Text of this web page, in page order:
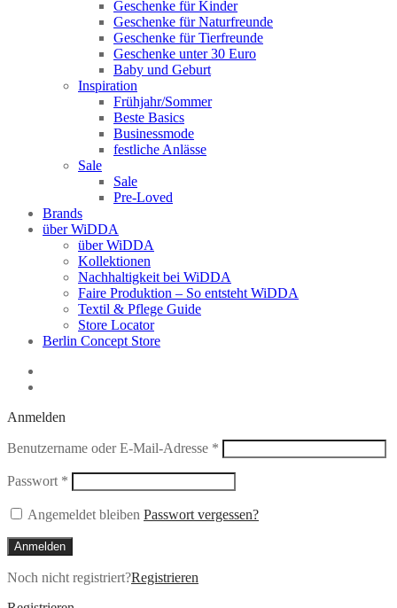
Geschenke für Kinder
Geschenke für Naturfreunde
Geschenke für Tierfreunde
Geschenke unter 30 Euro
Baby und Geburt
Inspiration
Frühjahr/Sommer
Beste Basics
Businessmode
festliche Anlässe
Sale
Sale
Pre-Loved
Brands
über WiDDA
über WiDDA
Kollektionen
Nachhaltigkeit bei WiDDA
Faire Produktion – So entsteht WiDDA
Textil & Pflege Guide
Store Locator
Berlin Concept Store
Anmelden
Benutzername oder E-Mail-Adresse * Erforderlich
Passwort * Erforderlich
Angemeldet bleiben Passwort vergessen?
Anmelden
Noch nicht registriert?Registrieren